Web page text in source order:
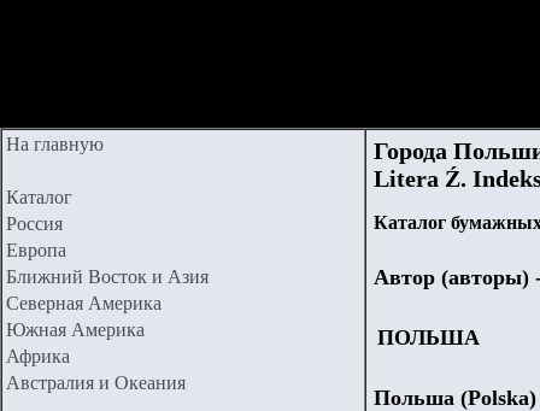
На главную
Каталог
Россия
Европа
Ближний Восток и Азия
Северная Америка
Южная Америка
Африка
Австралия и Океания
Города
Litera Ź.
Каталог
Автор (авторы)
ПОЛЬША
Польша (Polska)